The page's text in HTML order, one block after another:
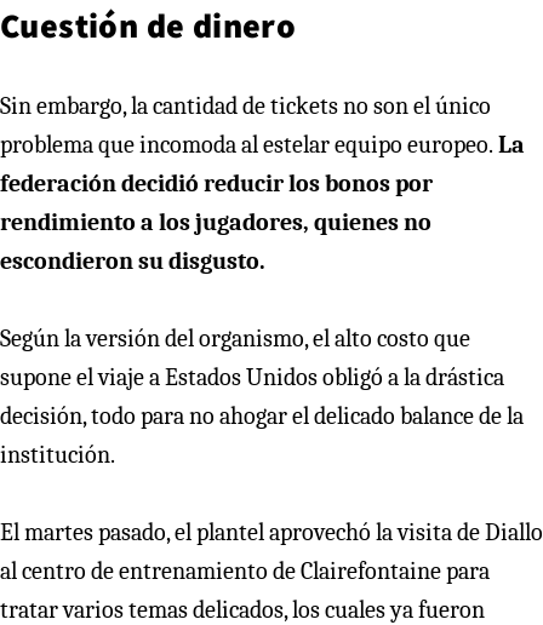
Cuestión de dinero
Sin embargo, la cantidad de tickets no son el único
problema que incomoda al estelar equipo europeo. La
federación decidió reducir los bonos por
rendimiento a los jugadores, quienes no
escondieron su disgusto.
Según la versión del organismo, el alto costo que
supone el viaje a Estados Unidos obligó a la drástica
decisión, todo para no ahogar el delicado balance de la
institución.
El martes pasado, el plantel aprovechó la visita de Diallo
al centro de entrenamiento de Clairefontaine para
tratar varios temas delicados, los cuales ya fueron